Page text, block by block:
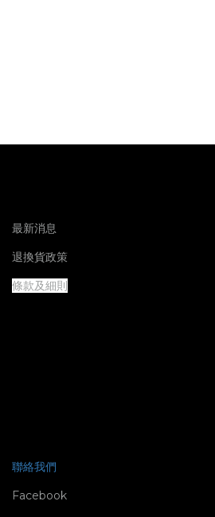
最新消息
退換貨政策
條款及細則
聯絡我們
Facebook